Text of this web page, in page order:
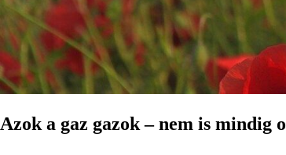
Azok a gaz gazok – nem is mindig